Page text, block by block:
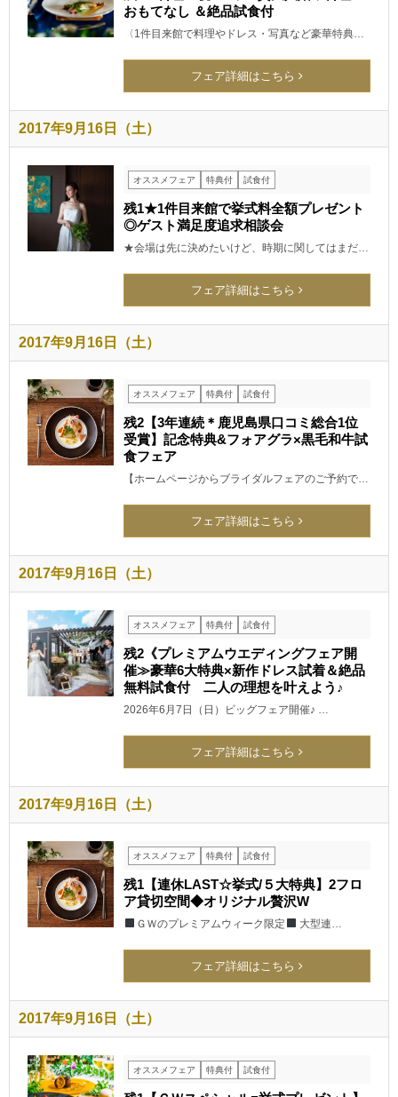
おもてなし ＆絶品試食付
〈1件目来館で料理やドレス・写真など豪華特典…
フェア詳細はこちら
2017年9月16日（土）
オススメフェア 特典付 試食付
残1★1件目来館で挙式料全額プレゼント
◎ゲスト満足度追求相談会
★会場は先に決めたいけど、時期に関してはまだ…
フェア詳細はこちら
2017年9月16日（土）
オススメフェア 特典付 試食付
残2【3年連続＊鹿児島県口コミ総合1位
受賞】記念特典&フォアグラ×黒毛和牛試
食フェア
【ホームページからブライダルフェアのご予約で…
フェア詳細はこちら
2017年9月16日（土）
オススメフェア 特典付 試食付
残2《プレミアムウエディングフェア開
催≫豪華6大特典×新作ドレス試着＆絶品
無料試食付 二人の理想を叶えよう♪
2026年6月7日（日）ビッグフェア開催♪ …
フェア詳細はこちら
2017年9月16日（土）
オススメフェア 特典付 試食付
残1【連休LAST☆挙式/５大特典】2フロ
ア貸切空間◆オリジナル贅沢W
ＧＷのプレミアムウィーク限定 大型連…
フェア詳細はこちら
2017年9月16日（土）
オススメフェア 特典付 試食付